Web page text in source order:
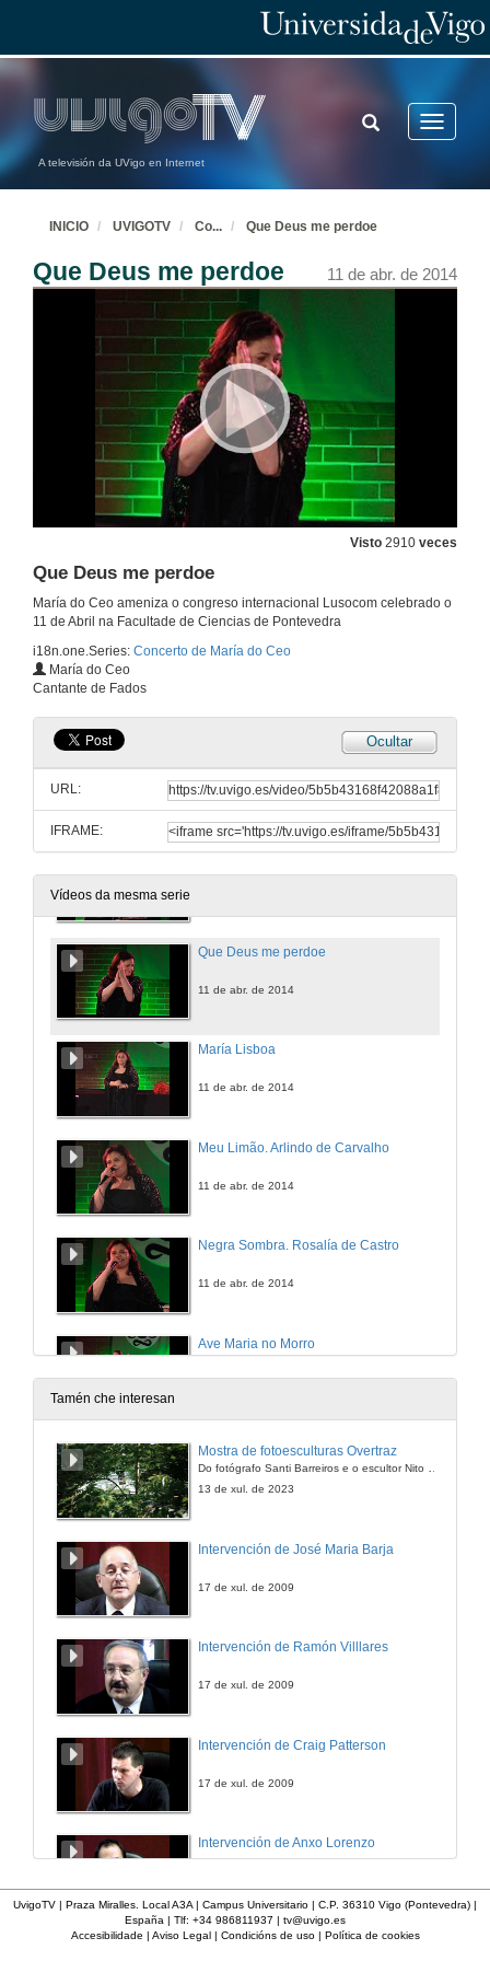
A televisión da UVigo en Internet
Toggle
TOGGLE
SEARCH
INICIO UVIGOTV Co... Que Deus me perdoe
Que Deus me perdoe 11 de abr. de 2014
Visto 2910 veces
Que Deus me perdoe
María do Ceo ameniza o congreso internacional Lusocom celebrado o
11 de Abril na Facultade de Ciencias de Pontevedra
i18n.one.Series: Concerto de María do Ceo
María do Ceo
Cantante de Fados
Ocultar
URL:
IFRAME:
Vídeos da mesma serie
11 de abr. de 2014
María Soliña. Celso Emilio Ferreiro
11 de abr. de 2014
Lisboa Antiga
Que Deus me perdoe
11 de abr. de 2014
María Lisboa
11 de abr. de 2014
Meu Limão. Arlindo de Carvalho
11 de abr. de 2014
Negra Sombra. Rosalía de Castro
11 de abr. de 2014
Ave Maria no Morro
11 de abr. de 2014
Laurindinha
Tamén che interesan
Mostra de fotoesculturas Overtraz
13 de xul. de 2023
Intervención de José Maria Barja
17 de xul. de 2009
Intervención de Ramón Villlares
17 de xul. de 2009
Intervención de Craig Patterson
17 de xul. de 2009
Intervención de Anxo Lorenzo
Intervención de Maria Xosé
UvigoTV | Praza Miralles. Local A3A | Campus Universitario | C.P. 36310 Vigo (Pontevedra) |
España | Tlf: +34 986811937 | tv@uvigo.es
Accesibilidade | Aviso Legal| Condicións de uso| Política de cookies